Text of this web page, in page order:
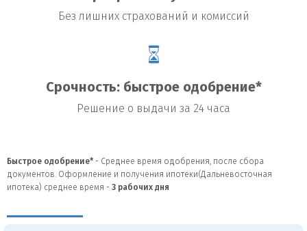
Без лишних страхований и комиссий
Срочность: быстрое одобрение*
Решение о выдачи за 24 часа
Быстрое одобрение* - Среднее время одобрения, после сбора
документов. Оформление и получения ипотеки(Дальневосточная
ипотека) среднее время - 3 рабочих дня